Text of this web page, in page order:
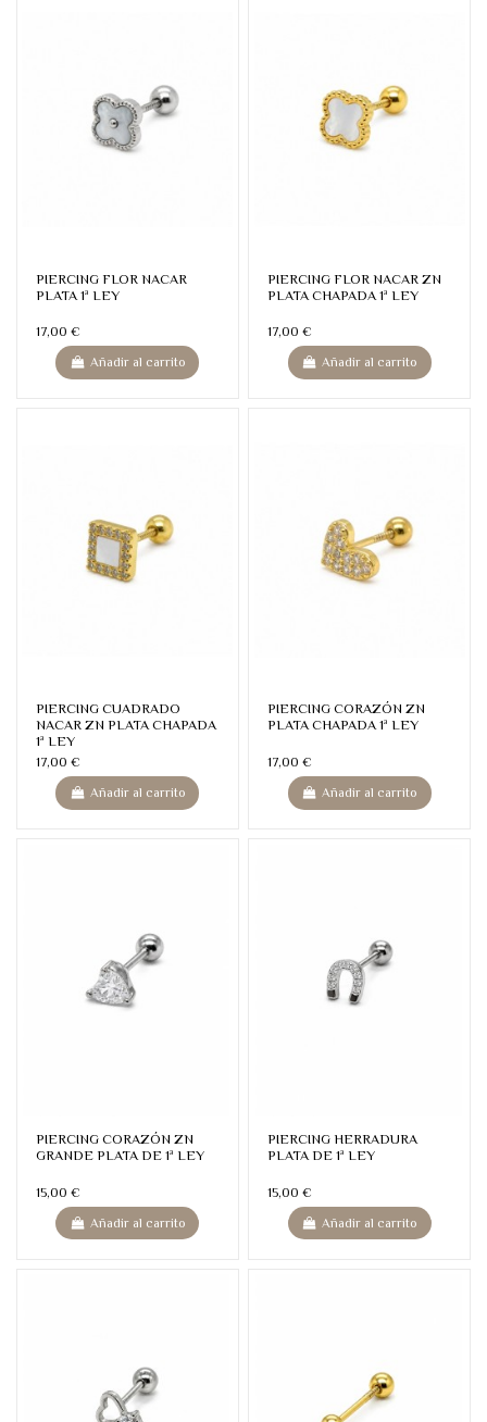
PIERCING FLOR NACAR
PLATA 1ª LEY
17,00 €
Añadir al carrito
PIERCING FLOR NACAR ZN
PLATA CHAPADA 1ª LEY
17,00 €
Añadir al carrito
PIERCING CUADRADO
NACAR ZN PLATA CHAPADA
1ª LEY
17,00 €
Añadir al carrito
PIERCING CORAZÓN ZN
PLATA CHAPADA 1ª LEY
17,00 €
Añadir al carrito
PIERCING CORAZÓN ZN
GRANDE PLATA DE 1ª LEY
15,00 €
Añadir al carrito
PIERCING HERRADURA
PLATA DE 1ª LEY
15,00 €
Añadir al carrito